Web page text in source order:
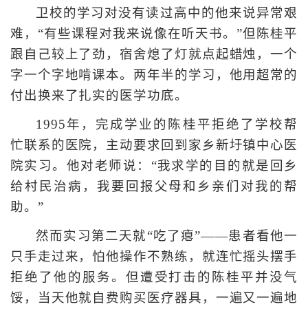
卫校的学习对没有读过高中的他来说异常艰
难，“有些课程对我来说像在听天书。”但陈桂平
跟自己较上了劲，宿舍熄了灯就点起蜡烛，一个
字一个字地啃课本。两年半的学习，他用超常的
付出换来了扎实的医学功底。
1995年，完成学业的陈桂平拒绝了学校帮
忙联系的医院，主动要求回到家乡新圩镇中心医
院实习。他对老师说：“我求学的目的就是回乡
给村民治病，我要回报父母和乡亲们对我的帮
助。”
然而实习第二天就“吃了瘪”——患者看他一
只手走过来，怕他操作不熟练，就连忙摇头摆手
拒绝了他的服务。但遭受打击的陈桂平并没气
馁，当天他就自费购买医疗器具，一遍又一遍地